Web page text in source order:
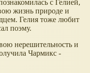
с Гелией,
жизнь природе и
Гелия тоже любит
поэму.
нерешительность и
Чармикс -